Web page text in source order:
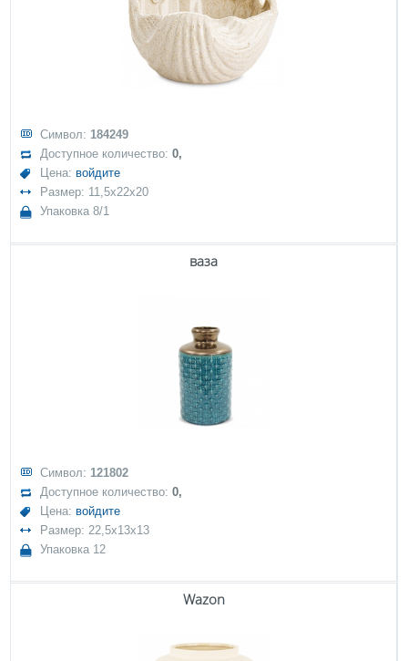
Символ: 184249
Доступное количество:0,
Цена: войдите
Размер: 11,5x22x20
Упаковка 8/1
ваза
Символ: 121802
Доступное количество:0,
Цена: войдите
Размер: 22,5x13x13
Упаковка 12
Wazon